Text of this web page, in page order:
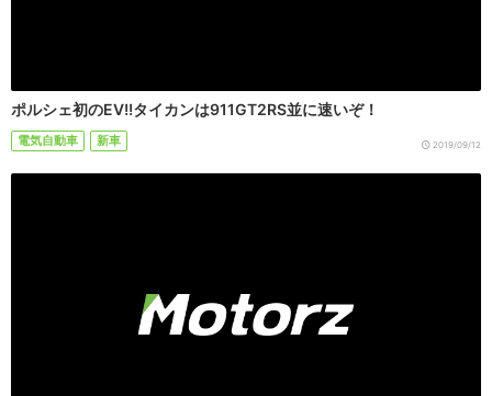
ポルシェ初のEV!!タイカンは911GT2RS並に速いぞ！
電気自動車 新車 2019/09/12